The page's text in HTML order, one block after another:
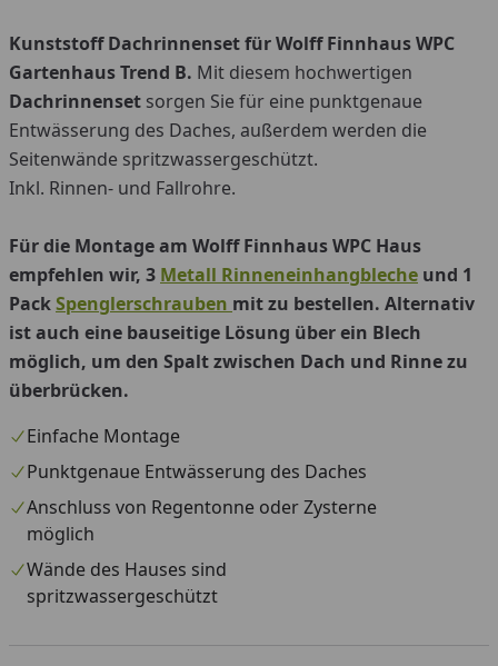
Kunststoff Dachrinnenset für Wolff Finnhaus WPC
Gartenhaus Trend B. Mit diesem hochwertigen
Dachrinnenset sorgen Sie für eine punktgenaue
Entwässerung des Daches, außerdem werden die
Seitenwände spritzwassergeschützt.
Inkl. Rinnen- und Fallrohre.
Für die Montage am Wolff Finnhaus WPC Haus
empfehlen wir, 3 Metall Rinneneinhangbleche und 1
PackSpenglerschrauben mit zu bestellen. Alternativ
ist auch eine bauseitige Lösung über ein Blech
möglich, um den Spalt zwischen Dach und Rinne zu
überbrücken.
Einfache Montage
Punktgenaue Entwässerung des Daches
Anschluss von Regentonne oder Zysterne
möglich
Wände des Hauses sind
spritzwassergeschützt